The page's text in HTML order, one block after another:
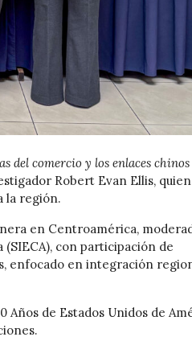
del comercio y los enlaces chinos
Robert Evan Ellis, quien
la región.
en Centroamérica,
con participación de
enfocado en integración
de Estados Unidos de